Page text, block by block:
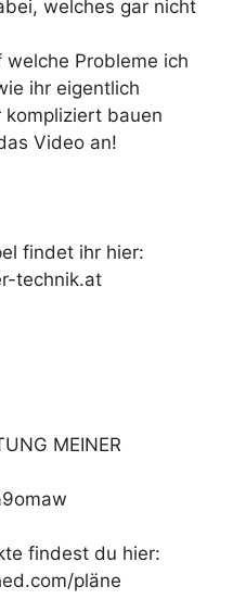
welches gar nicht
Probleme ich
ihr eigentlich
bauen
Video an!
findet ihr hier:
technik.at
MEINER
findest du hier:
pläne